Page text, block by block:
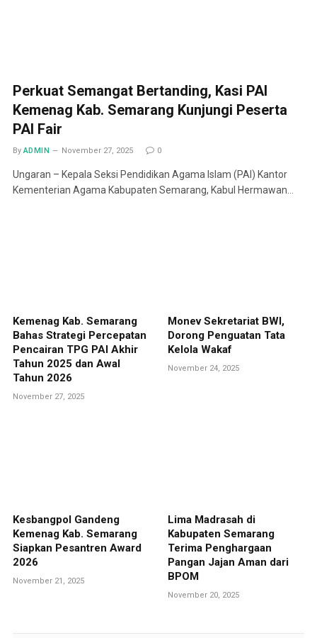
Perkuat Semangat Bertanding, Kasi PAI
Kemenag Kab. Semarang Kunjungi Peserta
PAI Fair
By ADMIN November 27, 2025 0
Ungaran – Kepala Seksi Pendidikan Agama Islam (PAI) Kantor
Kementerian Agama Kabupaten Semarang, Kabul Hermawan…
Kemenag Kab. Semarang
Bahas Strategi Percepatan
Pencairan TPG PAI Akhir
Tahun 2025 dan Awal
Tahun 2026
November 27, 2025
Monev Sekretariat BWI,
Dorong Penguatan Tata
Kelola Wakaf
November 24, 2025
Kesbangpol Gandeng
Kemenag Kab. Semarang
Siapkan Pesantren Award
2026
November 21, 2025
Lima Madrasah di
Kabupaten Semarang
Terima Penghargaan
Pangan Jajan Aman dari
BPOM
November 20, 2025